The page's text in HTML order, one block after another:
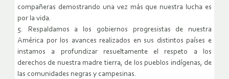
compañeras demostrando una vez más que nuestra lucha es
por la vida.
5. Respaldamos a los gobiernos progresistas de nuestra
América por los avances realizados en sus distintos países e
instamos a profundizar resueltamente el respeto a los
derechos de nuestra madre tierra, de los pueblos indígenas, de
las comunidades negras y campesinas.